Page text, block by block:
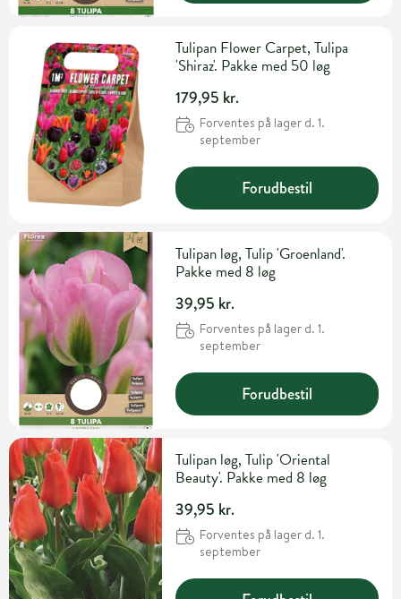
Tulipan Flower Carpet, Tulipa
'Shiraz'. Pakke med 50 løg
179,95 kr.
Forventes på lager d. 1.
september
Forudbestil
Tulipan løg, Tulip 'Groenland'.
Pakke med 8 løg
39,95 kr.
Forventes på lager d. 1.
september
Forudbestil
Tulipan løg, Tulip 'Oriental
Beauty'. Pakke med 8 løg
39,95 kr.
Forventes på lager d. 1.
september